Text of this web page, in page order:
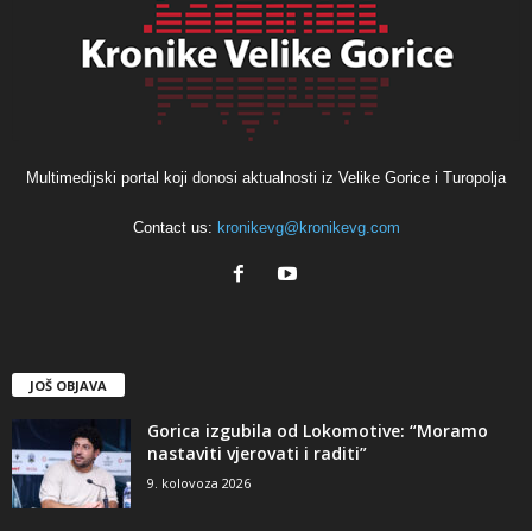
Multimedijski portal koji donosi aktualnosti iz Velike Gorice i Turopolja
Contact us: kronikevg@kronikevg.com
JOŠ OBJAVA
Gorica izgubila od Lokomotive: “Moramo
nastaviti vjerovati i raditi”
9. kolovoza 2026